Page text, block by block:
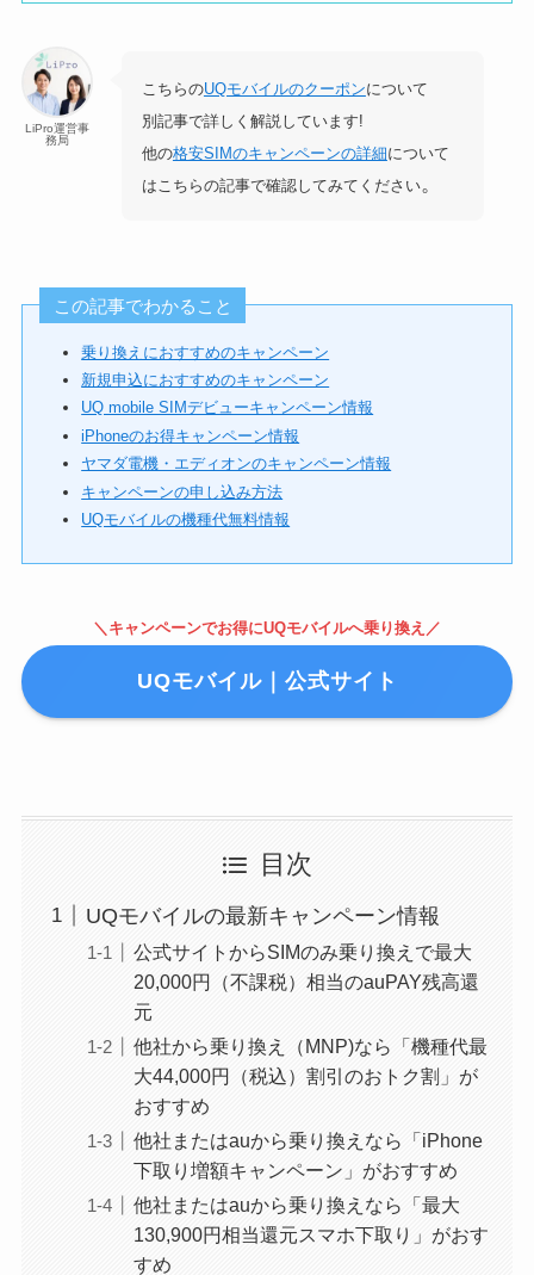
LiPro運営事
務局
こちらのUQモバイルのクーポンについて
別記事で詳しく解説しています!
他の格安SIMのキャンペーンの詳細について
はこちらの記事で確認してみてください。
この記事でわかること
乗り換えにおすすめのキャンペーン
新規申込におすすめのキャンペーン
UQ mobile SIMデビューキャンペーン情報
iPhoneのお得キャンペーン情報
ヤマダ電機・エディオンのキャンペーン情報
キャンペーンの申し込み方法
UQモバイルの機種代無料情報
＼キャンペーンでお得にUQモバイルへ乗り換え／
UQモバイル｜公式サイト
目次
UQモバイルの最新キャンペーン情報
公式サイトからSIMのみ乗り換えで最大
20,000円（不課税）相当のauPAY残高還
元
他社から乗り換え（MNP)なら「機種代最
大44,000円（税込）割引のおトク割」が
おすすめ
他社またはauから乗り換えなら「iPhone
下取り増額キャンペーン」がおすすめ
他社またはauから乗り換えなら「最大
130,900円相当還元スマホ下取り」がおす
すめ